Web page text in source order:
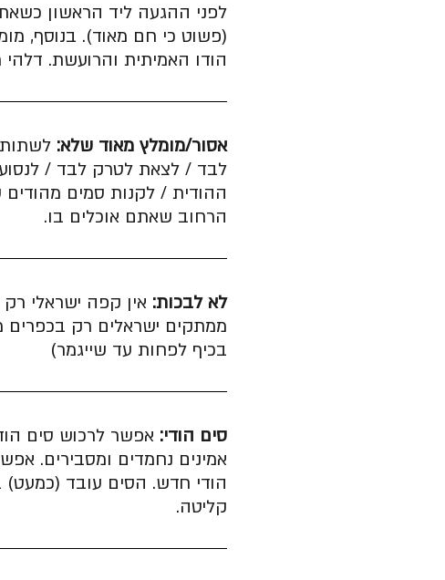
לפני ההגעה ליד הראשון
(פשוט כי חם מאוד). בנוסף,
הודו האמיתית והרועשת.
אסור/מומלץ מאוד שלא:
לבד / לצאת לטרק לבד /
ההודית / לקנות סמים
הרחוב שאתם אוכלים בו.
לא לבכות: אין קפה ישראלי רק
ממתקים ישראלים רק בכפרים
בכיף לפחות עד שייגמר)
סים הודי: אפשר לרכוש סים
אמינים נחמדים ומסבירים.
הודי חדש. הסים עובד
קליטה.